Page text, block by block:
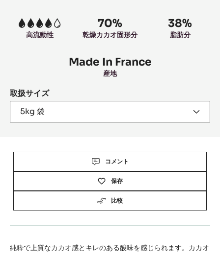
4
高流動性
70%
乾燥カカオ固形分
38%
脂肪分
Made In France
産地
取扱サイズ
5kg 袋
コメント
保存
比較
純粋で上質なカカオ感とキレのある酸味を感じられます。カカオ